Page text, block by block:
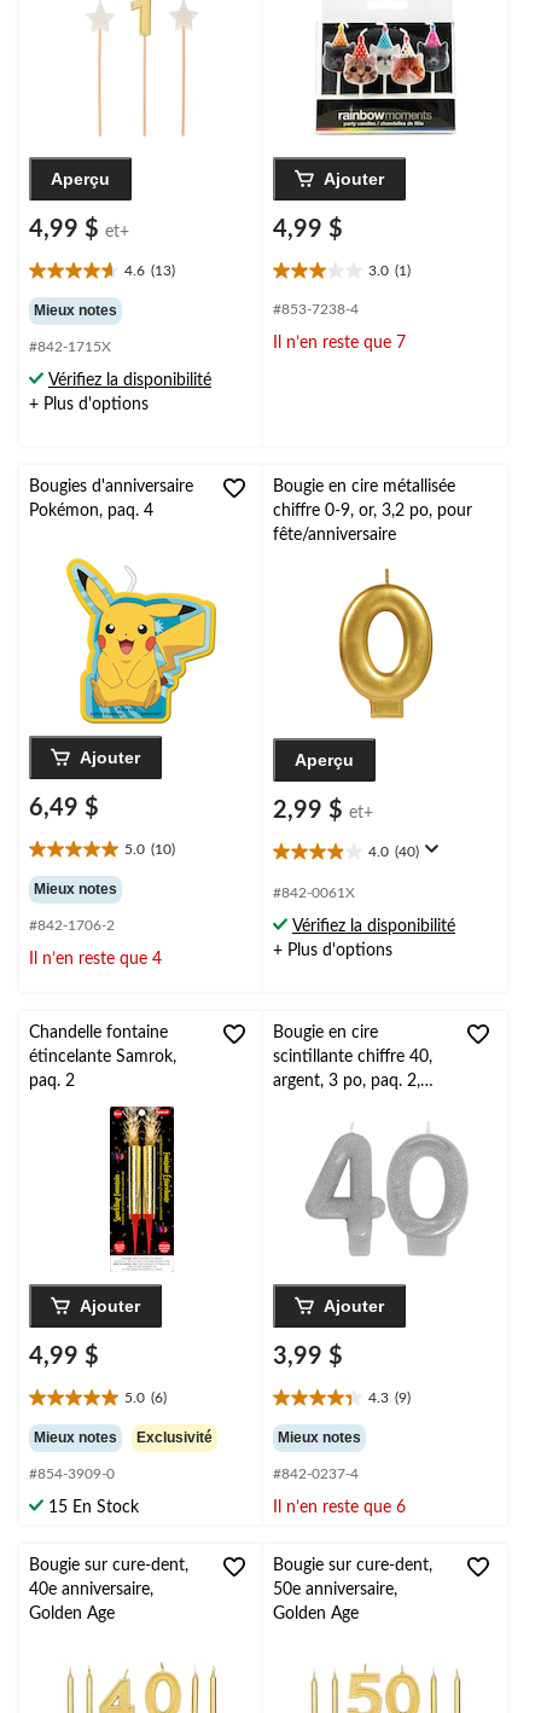
Aperçu
4,99 $ et+
4.6 (13)
4.6
étoile(s)
sur
5.
13
évaluations
Mieux notes
#842-1715X
Vérifiez la disponibilité
+ Plus d'options
d'anniversaire
Ajouter
4,99 $
3.0 (1)
3.0
étoile(s)
5.
#853-7238-4
Il n’en reste que 7
Bougies d'anniversaire
Pokémon, paq. 4
Ajouter
6,49 $
5.0 (10)
5.0
étoile(s)
sur
5.
10
Mieux notes
#842-1706-2
Il n’en reste que 4
Bougie en cire métallisée
chiffre 0-9, or, 3,2 po, pour
fête/anniversaire
Aperçu
2,99 $ et+
4.0 (40)
4.0
étoile(s)
5.
40
#842-0061X
Vérifiez la disponibilité
+ Plus d'options
Chandelle fontaine
étincelante Samrok,
paq. 2
Ajouter
4,99 $
5.0 (6)
5.0
étoile(s)
sur
5.
6
Mieux notes Exclusivité
#854-3909-0
15 En Stock
Bougie en cire
scintillante chiffre 40,
argent, 3 po, paq. 2,
Ajouter
3,99 $
4.3 (9)
4.3
étoile(s)
sur
5.
9
Mieux notes
#842-0237-4
Il n’en reste que 6
Bougie sur cure-dent,
40e anniversaire,
Golden Age
Bougie sur cure-dent,
50e anniversaire,
Golden Age